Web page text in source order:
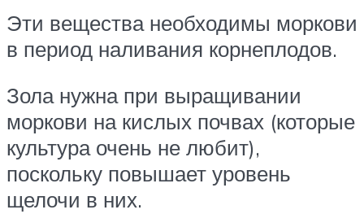
Эти вещества необходимы моркови
в период наливания корнеплодов.
Зола нужна при выращивании
моркови на кислых почвах (которые
культура очень не любит),
поскольку повышает уровень
щелочи в них.